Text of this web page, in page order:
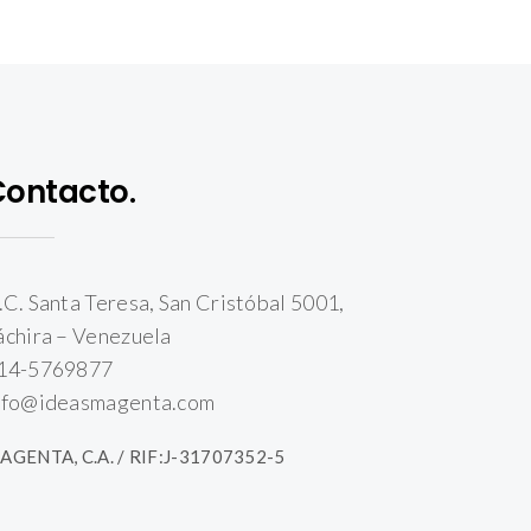
Santa Teresa, San Cristóbal 5001,
– Venezuela
5769877
C.A. / RIF:J-31707352-5